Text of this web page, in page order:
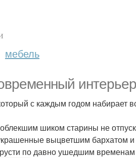
мебель
с каждым годом набирает
шиком старины не
выцветшим бархатом и
по давно ушедшим временам